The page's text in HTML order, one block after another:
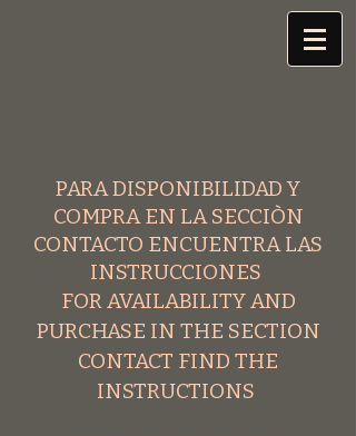
PARA DISPONIBILIDAD Y
COMPRA EN LA SECCIÒN
CONTACTO ENCUENTRA LAS
INSTRUCCIONES
FOR AVAILABILITY AND
PURCHASE IN THE SECTION
CONTACT FIND THE
INSTRUCTIONS